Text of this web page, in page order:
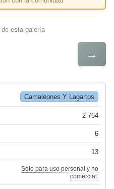
de esta galería
→
Camaleones Y Lagartos
2 764
6
13
Sólo para uso personal y no
comercial.